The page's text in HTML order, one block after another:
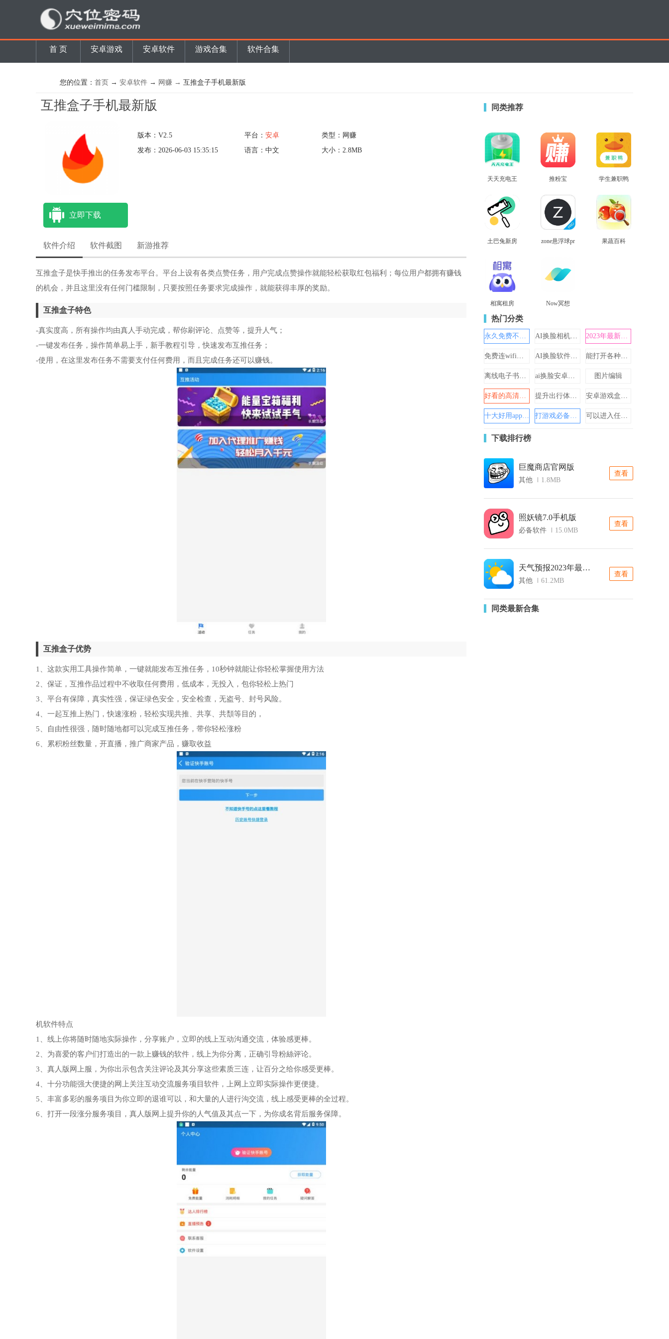
首 页 安卓游戏 安卓软件 游戏合集 软件合集
您的位置： 首页 → 安卓软件 → 网赚 → 互推盒子手机最新版
互推盒子手机最新版
版本：V2.5 平台： 安卓
类型：网赚
发布：2026-06-03 15:35:15
语言：中文 大小：2.8MB
立即下载
软件介绍 软件截图 新游推荐
互推盒子是快手推出的任务发布平台。平台上设有各类点赞任务，用户完成点赞操作就能轻松获取红包福利；每位用户都拥有赚钱
的机会，并且这里没有任何门槛限制，只要按照任务要求完成操作，就能获得丰厚的奖励。
互推盒子特色
-真实度高，所有操作均由真人手动完成，帮你刷评论、点赞等，提升人气；
-一键发布任务，操作简单易上手，新手教程引导，快速发布互推任务；
-使用，在这里发布任务不需要支付任何费用，而且完成任务还可以赚钱。
互推盒子优势
1、这款实用工具操作简单，一键就能发布互推任务，10秒钟就能让你轻松掌握使用方法
2、保证，互推作品过程中不收取任何费用，低成本，无投入，包你轻松上热门
3、平台有保障，真实性强，保证绿色安全，安全检查，无盗号、封号风险。
4、一起互推上热门，快速涨粉，轻松实现共推、共享、共頹等目的，
5、自由性很强，随时随地都可以完成互推任务，带你轻松涨粉
6、累积粉丝数量，开直播，推广商家产品，赚取收益
机软件特点
1、线上你将随时随地实际操作，分享账户，立即的线上互动沟通交流，体验感更棒。
2、为喜爱的客户们打造出的一款上赚钱的软件，线上为你分离，正确引导粉絲评论。
3、真人版网上服，为你出示包含关注评论及其分享这些素质三连，让百分之给你感受更棒。
4、十分功能强大便捷的网上关注互动交流服务项目软件，上网上立即实际操作更便捷。
5、丰富多彩的服务项目为你立即的退谁可以，和大量的人进行沟交流，线上感受更棒的全过程。
6、打开一段涨分服务项目，真人版网上提升你的人气值及其点一下，为你成名背后服务保障。
同类推荐
天天充电王
推粉宝
学生兼职鸭
土巴兔新房
zone悬浮球pr
果蔬百科
相寓租房
查看
Now冥想
热门分类
永久免费不收费的软件 AI换脸相机软件 2023年最新版本天气预报
免费连wifi不需要密码的神器 AI换脸软件免费 能打开各种网站的浏览器
离线电子书阅读器app合集 ai换脸安卓版手机版 图片编辑
好看的高清动态壁纸大全 提升出行体验的打车软件 安卓游戏盒子哪个好2024
十大好用app软件免费有哪些 打游戏必备工具大全 可以进入任何网站的浏览器
下载排行榜
巨魔商店官网版
其他 1.8MB
查看
照妖镜7.0手机版
必备软件 15.0MB
查看
天气预报2023年最新版
其他 61.2MB
查看
同类最新合集